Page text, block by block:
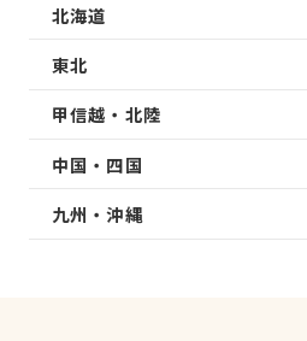
北海道
東北
甲信越・北陸
中国・四国
九州・沖縄